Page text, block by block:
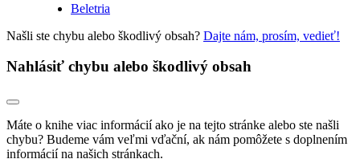
Beletria
Našli ste chybu alebo škodlivý obsah? Dajte nám, prosím, vedieť!
Nahlásiť chybu alebo škodlivý obsah
Máte o knihe viac informácií ako je na tejto stránke alebo ste našli
chybu? Budeme vám veľmi vďační, ak nám pomôžete s doplnením
informácií na našich stránkach.